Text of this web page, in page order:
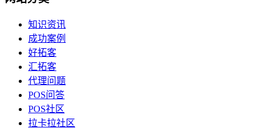
知识资讯
成功案例
好拓客
汇拓客
代理问题
POS问答
POS社区
拉卡拉社区